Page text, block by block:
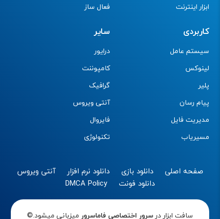
ابزار اینترنت
فعال ساز
کاربردی
سیستم عامل
لینوکس
پلیر
پیام رسان
مدیریت فایل
مسیریاب
سایر
درایور
کامپوننت
گرافیک
آنتی ویروس
فایروال
تکنولوژی
صفحه اصلی دانلود بازی دانلود نرم افزار
آنتی ویروس
دانلود فونت
DMCA Policy
سافت ابزار درسرور اختصاصی فاماسرور میزبانی میشود.©